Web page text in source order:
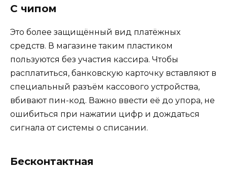
С чипом
Это более защищённый вид платёжных
средств. В магазине таким пластиком
пользуются без участия кассира. Чтобы
расплатиться, банковскую карточку вставляют в
специальный разъём кассового устройства,
вбивают пин-код. Важно ввести её до упора, не
ошибиться при нажатии цифр и дождаться
сигнала от системы о списании.
Бесконтактная